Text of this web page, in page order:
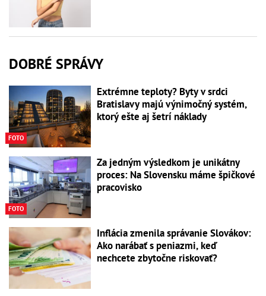
DOBRÉ SPRÁVY
FOTO
Extrémne teploty? Byty v srdci
Bratislavy majú výnimočný systém,
ktorý ešte aj šetrí náklady
FOTO
Za jedným výsledkom je unikátny
proces: Na Slovensku máme špičkové
pracovisko
Inflácia zmenila správanie Slovákov:
Ako narábať s peniazmi, keď
nechcete zbytočne riskovať?